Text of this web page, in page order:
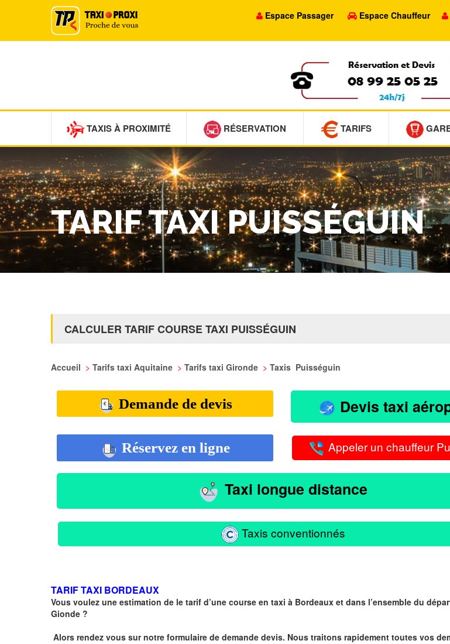
Espace Passager Espace Chauffeur
TAXIS À PROXIMITÉ RÉSERVATION TARIFS
TARIF TAXI PUISSÉGUIN
CALCULER TARIF COURSE TAXI PUISSÉGUIN
Accueil > Tarifs taxi Aquitaine > Tarifs taxi Gironde > Taxis Puisséguin
Demande de devis Devis taxi
Réservez en ligne Appeler un chauffeur
Taxi longue distance
Taxis conventionnés
TARIF TAXI BORDEAUX
Vous voulez une estimation de le tarif d’une course en taxi à Bordeaux et dans l’ensemble du
Gionde ?
Alors rendez vous sur notre formulaire de demande devis. Nous traitons rapidement toutes vos